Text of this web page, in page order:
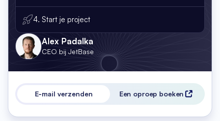
4. Start je project
Alex Padalka
CEO bij JetBase
E-mail verzenden Een oproep boeken